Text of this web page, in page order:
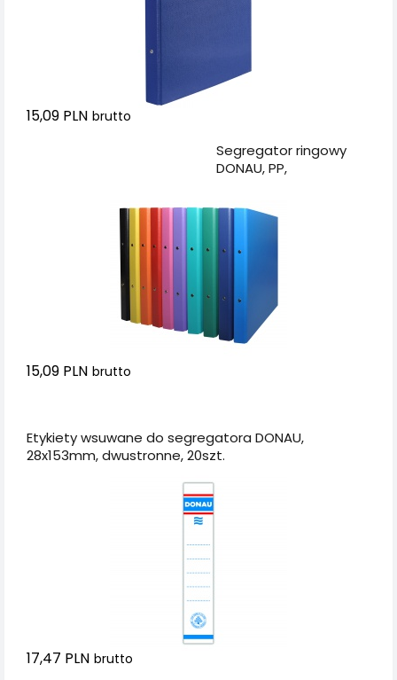
15,09 PLN brutto
Segregator ringowy
DONAU, PP,
kolorów
15,09 PLN brutto
Etykiety wsuwane do segregatora DONAU,
28x153mm, dwustronne, 20szt.
17,47 PLN brutto